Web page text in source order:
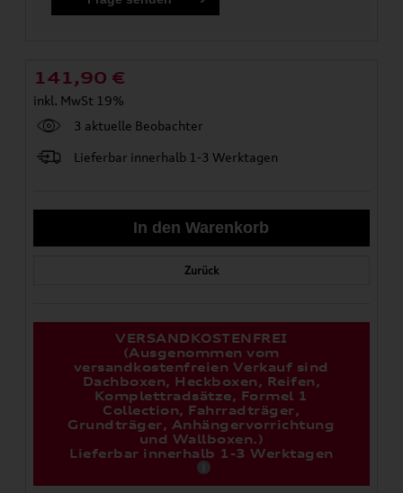
141,90 €
inkl. MwSt 19%
3 aktuelle Beobachter
Lieferbar innerhalb 1-3 Werktagen
Zurück
VERSANDKOSTENFREI
(Ausgenommen vom
versandkostenfreien Verkauf sind
Dachboxen, Heckboxen, Reifen,
Komplettradsätze, Formel 1
Collection, Fahrradträger,
Grundträger, Anhängervorrichtung
und Wallboxen.)
Lieferbar innerhalb 1-3 Werktagen